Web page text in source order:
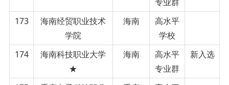
173
海南经贸职业技术
学院
海南
高水平
学校
174
海南科技职业大学
★
海南
高水平
专业群
新入选